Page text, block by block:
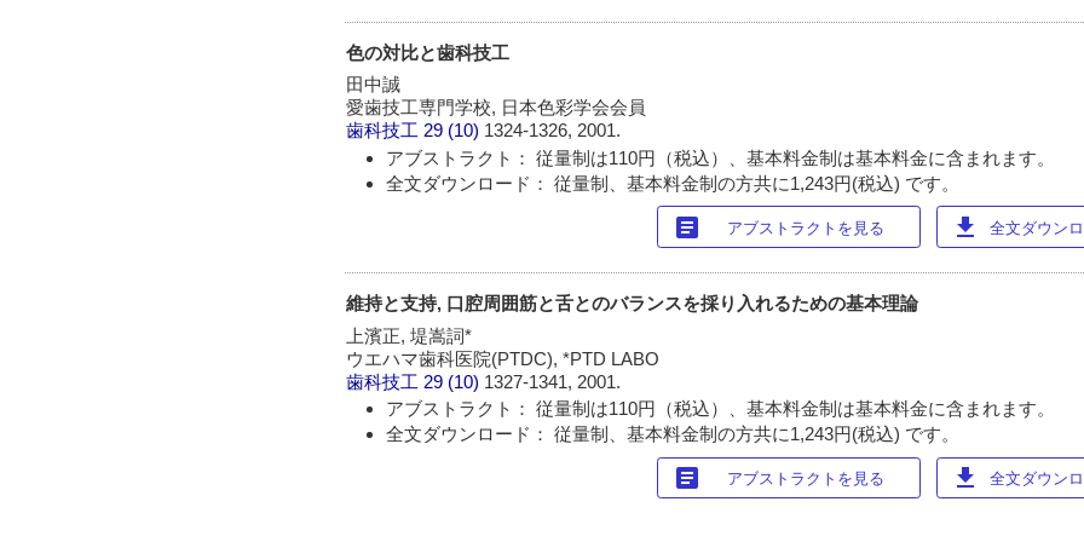
色の対比と歯科技工
田中誠
愛歯技工専門学校, 日本色彩学会会員
歯科技工 29 (10) 1324-1326, 2001.
アブストラクト： 従量制は110円（税込）、基本料金制は基本料金に含まれます。
全文ダウンロード： 従量制、基本料金制の方共に1,243円(税込) です。
article アブストラクトを見る download 全文ダウン
維持と支持, 口腔周囲筋と舌とのバランスを採り入れるための基本理論
上濱正, 堤嵩詞*
ウエハマ歯科医院(PTDC), *PTD LABO
歯科技工 29 (10) 1327-1341, 2001.
アブストラクト： 従量制は110円（税込）、基本料金制は基本料金に含まれます。
全文ダウンロード： 従量制、基本料金制の方共に1,243円(税込) です。
article アブストラクトを見る download 全文ダウン